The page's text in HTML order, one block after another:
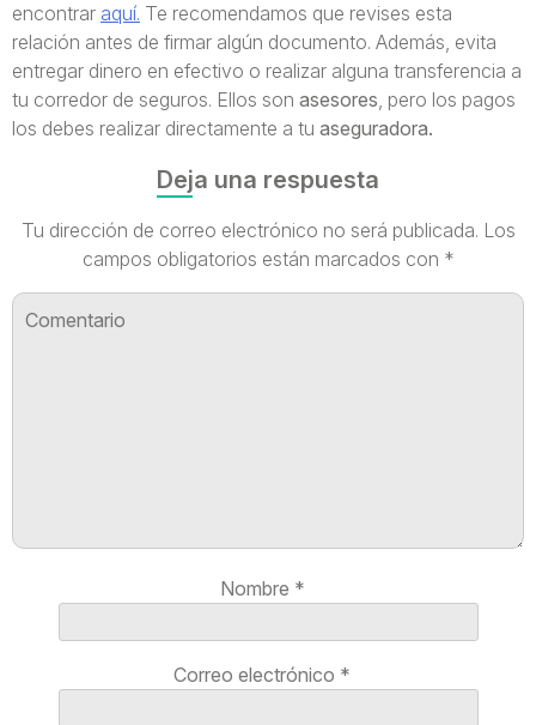
encontrar aquí. Te recomendamos que revises esta
relación antes de firmar algún documento. Además, evita
entregar dinero en efectivo o realizar alguna transferencia a
tu corredor de seguros. Ellos son asesores, pero los pagos
los debes realizar directamente a tu aseguradora.
Deja una respuesta
Tu dirección de correo electrónico no será publicada. Los
campos obligatorios están marcados con *
Nombre *
Correo electrónico *